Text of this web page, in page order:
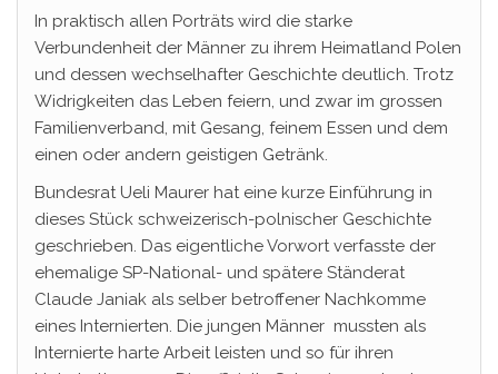
In praktisch allen Porträts wird die starke
Verbundenheit der Männer zu ihrem Heimatland Polen
und dessen wechselhafter Geschichte deutlich. Trotz
Widrigkeiten das Leben feiern, und zwar im grossen
Familienverband, mit Gesang, feinem Essen und dem
einen oder andern geistigen Getränk.
Bundesrat Ueli Maurer hat eine kurze Einführung in
dieses Stück schweizerisch-polnischer Geschichte
geschrieben. Das eigentliche Vorwort verfasste der
ehemalige SP-National- und spätere Ständerat
Claude Janiak als selber betroffener Nachkomme
eines Internierten. Die jungen Männer mussten als
Internierte harte Arbeit leisten und so für ihren